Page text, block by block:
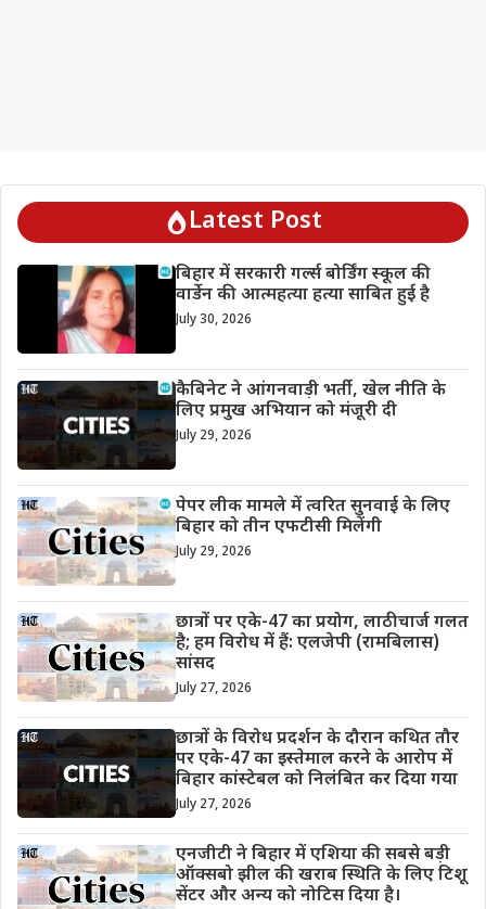
Latest Post
बिहार में सरकारी गर्ल्स बोर्डिंग स्कूल की
वार्डेन की आत्महत्या हत्या साबित हुई है
July 30, 2026
कैबिनेट ने आंगनवाड़ी भर्ती, खेल नीति के
लिए प्रमुख अभियान को मंजूरी दी
July 29, 2026
पेपर लीक मामले में त्वरित सुनवाई के लिए
बिहार को तीन एफटीसी मिलेंगी
July 29, 2026
छात्रों पर एके-47 का प्रयोग, लाठीचार्ज गलत
है; हम विरोध में हैं: एलजेपी (रामबिलास)
सांसद
July 27, 2026
छात्रों के विरोध प्रदर्शन के दौरान कथित तौर
पर एके-47 का इस्तेमाल करने के आरोप में
बिहार कांस्टेबल को निलंबित कर दिया गया
July 27, 2026
एनजीटी ने बिहार में एशिया की सबसे बड़ी
ऑक्सबो झील की खराब स्थिति के लिए टिशू
सेंटर और अन्य को नोटिस दिया है।